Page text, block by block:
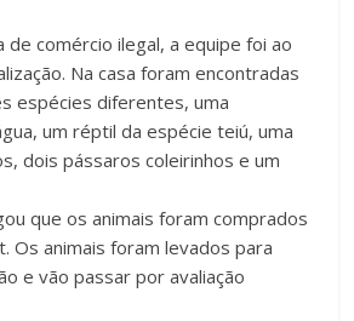
de comércio ilegal, a equipe foi ao
Na casa foram encontradas
espécies diferentes, uma
um réptil da espécie teiú, uma
dois pássaros coleirinhos e um
que os animais foram comprados
Os animais foram levados para
e vão passar por avaliação